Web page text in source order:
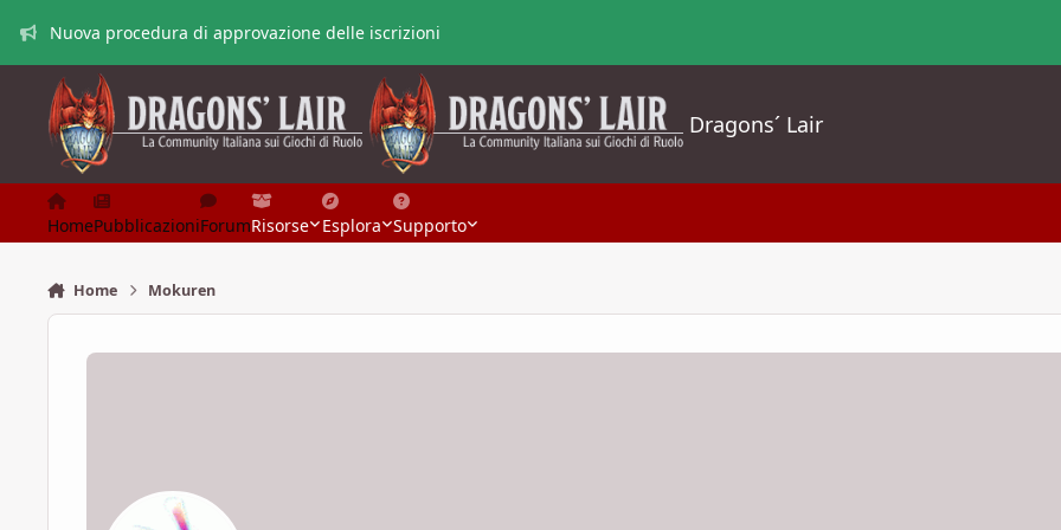
Nuova procedura di approvazione delle iscrizioni
Dragons´ Lair
HomePubblicazioniForumRisorse Esplora Supporto
Home Mokuren